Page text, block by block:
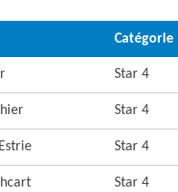
Catégorie
Star 4
Star 4
Star 4
Star 4